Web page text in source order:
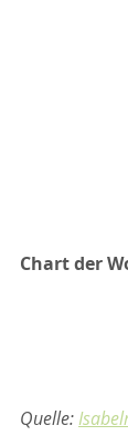
Chart der
Quelle: